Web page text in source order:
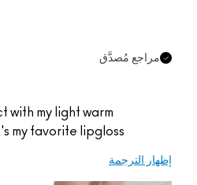
مراجع مُصدَّق
with my light warm
my favorite lipgloss.
إظهار الترجمة